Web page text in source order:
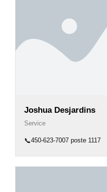
Joshua Desjardins
Service
📞450-623-7007 poste 1117